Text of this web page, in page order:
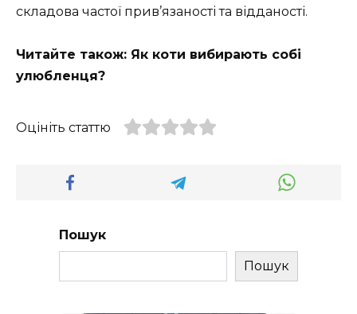
складова частої прив’язаності та відданості.
Читайте також: Як коти вибирають собі
улюбленця?
Оцініть статтю
Пошук
Пошук